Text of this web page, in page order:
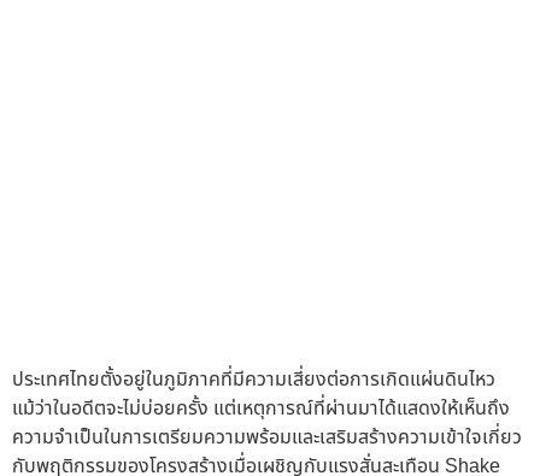
ประเทศไทยตั้งอยู่ในภูมิภาคที่มีความเสี่ยงต่อการเกิดแผ่นดินไหว
แม้ว่าในอดีตจะไม่บ่อยครั้ง แต่เหตุการณ์ที่ผ่านมาได้แสดงให้เห็นถึง
ความจำเป็นในการเตรียมความพร้อมและเสริมสร้างความเข้าใจเกี่ยว
กับพฤติกรรมของโครงสร้างเมื่อเผชิญกับแรงสั่นสะเทือน​ Shake